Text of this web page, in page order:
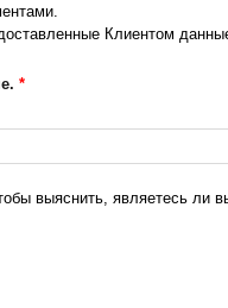
Клиентом
на Сайте;
Клиента и
и специальных
"Профиль" - “Управление
новые поступления
полученную от Клиента
*
выяснить, являетесь ли